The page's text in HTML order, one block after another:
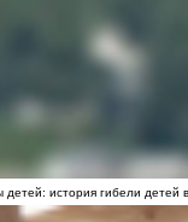
история гибели детей